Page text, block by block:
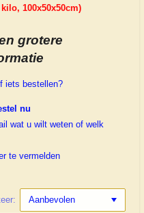
100x50x50cm)
grotere
iets bestellen?
nu
wat u wilt weten of welk
te vermelden